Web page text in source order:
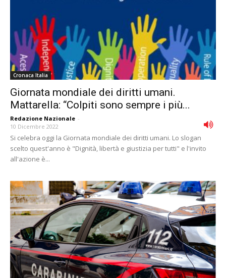
Cronaca Italia
Giornata mondiale dei diritti umani.
Mattarella: “Colpiti sono sempre i più...
Redazione Nazionale -
10 Dicembre 2022
Si celebra oggi la Giornata mondiale dei diritti umani. Lo slogan
scelto quest'anno è "Dignità, libertà e giustizia per tutti" e l'invito
all'azione è...